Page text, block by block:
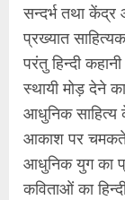
सन्दर्भ तथा
प्रख्यात
परंतु हिन्दी
स्थायी मोड़ देने
आधुनिक साहित्य
आकाश पर चमकते
आधुनिक युग का
कविताओं का